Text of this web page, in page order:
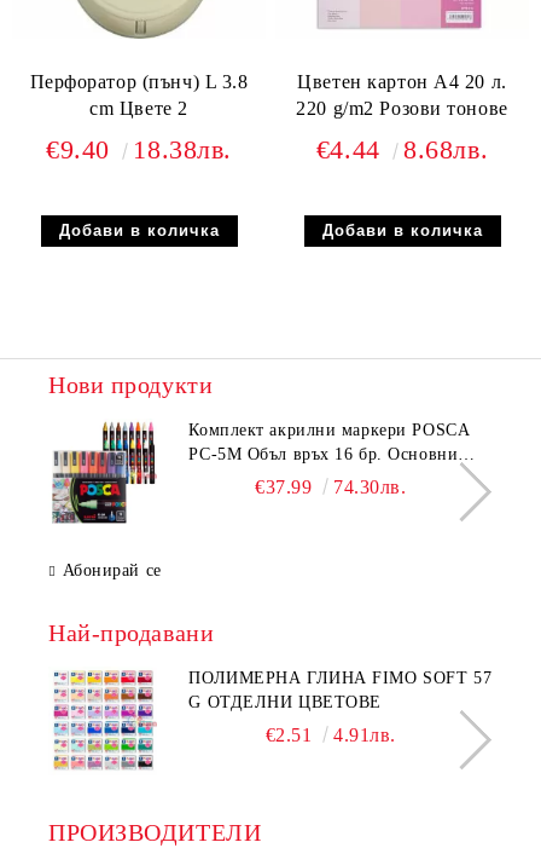
Перфоратор (пънч) L 3.8
cm Цвете 2
€9.40 18.38лв.
Цветен картон А4 20 л.
220 g/m2 Розови тонове
€4.44 8.68лв.
Нови продукти
Комплeкт акрилни маркери POSCA
PC-5M Объл връх 16 бр. Основни
€37.99 74.30лв.
Абонирай се
Най-продавани
ПОЛИМЕРНА ГЛИНА FIMO SOFT 57
G ОТДЕЛНИ ЦВЕТОВЕ
€2.51 4.91лв.
ПРОИЗВОДИТЕЛИ